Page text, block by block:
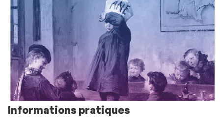
Informations pratiques